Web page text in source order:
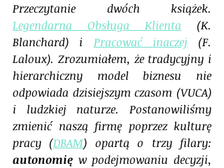
Legendarna Obsługa Klienta (K.
Blanchard) i Pracować inaczej (F.
Laloux). Zrozumiałem, że tradycyjny i
hierarchiczny model biznesu nie
odpowiada dzisiejszym czasom (VUCA)
i ludzkiej naturze. Postanowiliśmy
zmienić naszą firmę poprzez kulturę
pracy (DBAM
autonomię